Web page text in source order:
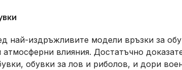
най-издръжливите модели връзки за
атмосферни влияния. Достатъчно
обувки за лов и риболов, и дори